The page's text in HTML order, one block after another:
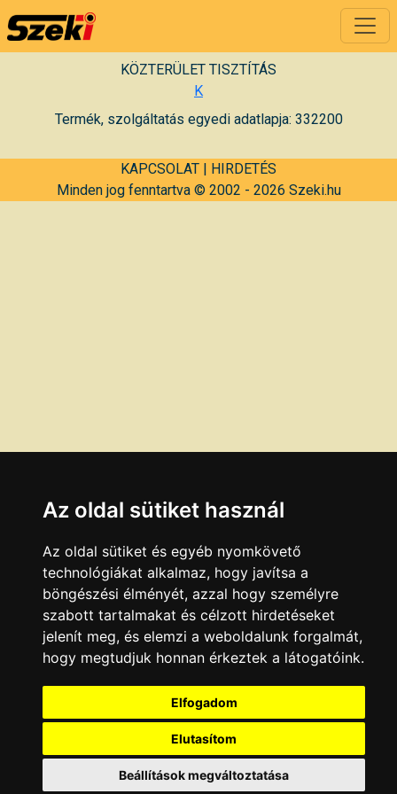
KÖZTERÜLET TISZTÍTÁS
K
Termék, szolgáltatás egyedi adatlapja: 332200
KAPCSOLAT | HIRDETÉS
Minden jog fenntartva © 2002 - 2026 Szeki.hu
Az oldal sütiket használ
Az oldal sütiket és egyéb nyomkövető
technológiákat alkalmaz, hogy javítsa a
böngészési élményét, azzal hogy személyre
szabott tartalmakat és célzott hirdetéseket
jelenít meg, és elemzi a weboldalunk forgalmát,
hogy megtudjuk honnan érkeztek a látogatóink.
Elfogadom
Elutasítom
Beállítások megváltoztatása